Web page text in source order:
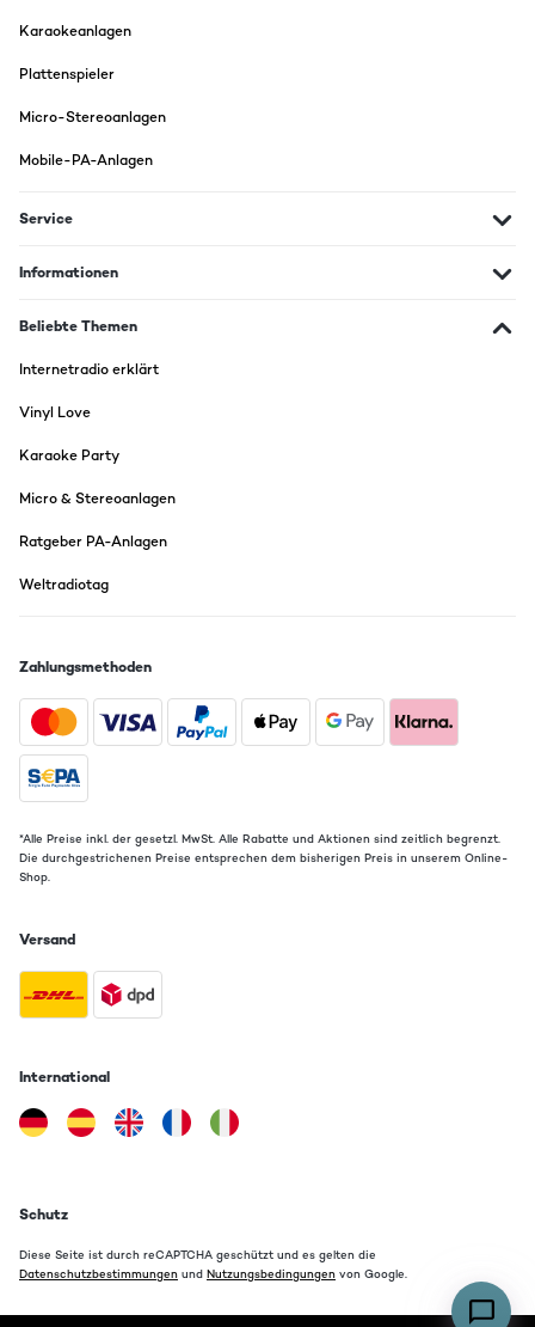
Karaokeanlagen
Plattenspieler
Micro-Stereoanlagen
Mobile-PA-Anlagen
Service
Informationen
Beliebte Themen
Internetradio erklärt
Vinyl Love
Karaoke Party
Micro & Stereoanlagen
Ratgeber PA-Anlagen
Weltradiotag
Zahlungsmethoden
*Alle Preise inkl. der gesetzl. MwSt. Alle Rabatte und Aktionen sind zeitlich begrenzt.
Die durchgestrichenen Preise entsprechen dem bisherigen Preis in unserem Online-
Shop.
Versand
International
Schutz
Diese Seite ist durch reCAPTCHA geschützt und es gelten die
Datenschutzbestimmungen und Nutzungsbedingungen von Google.